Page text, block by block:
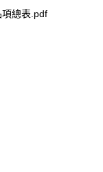
總表.pdf